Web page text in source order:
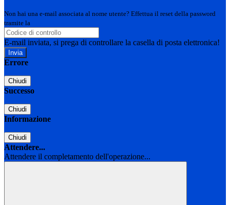
Non hai una e-mail associata al nome utente? Effettua il reset della password
tramite la
E-mail inviata, si prega di controllare la casella di posta elettronica!
Errore
Chiudi
Successo
Chiudi
Informazione
Chiudi
Attendere...
Attendere il completamento dell'operazione...